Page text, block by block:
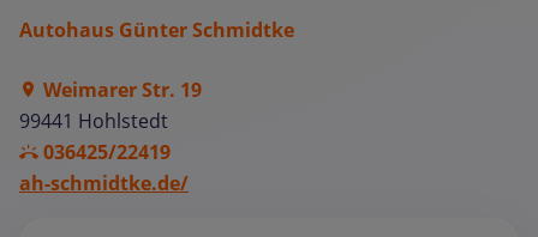
Autohaus Günter Schmidtke
Weimarer Str. 19
99441 Hohlstedt
036425/22419
ah-schmidtke.de/